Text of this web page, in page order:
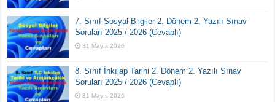
7. Sınıf Sosyal Bilgiler 2. Dönem 2. Yazılı Sınav
Soruları 2025 / 2026 (Cevaplı)
31 Mayıs 2026
8. Sınıf İnkılap Tarihi 2. Dönem 2. Yazılı Sınav
Soruları 2025 / 2026 (Cevaplı)
31 Mayıs 2026